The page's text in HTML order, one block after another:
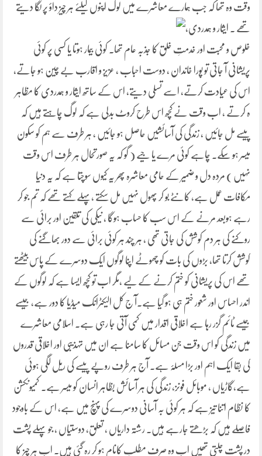
وقت وہ تھا کہ جب ہمارے معاشرے میں لوگ اپنوں کیلئے ہر چیز داؤ پر لگا دیتے
تھے ۔ ایثار و ہمدردی،
خلوص و محبت اور خدمتِ خلق کا جذبہ عام تھا۔ کوئی بیمار ہوتا یا کسی پر کوئی
پریشانی آ جاتی تو پورا خاندان ، دوست احباب ، عزیز و اقارب بے چین ہو جاتے،
اس کی عیادت کرتے، اسے تسلی دیتے، اس کے ساتھ ایثار و ہمدردی کا مظاہر
ہ کرتے ، اب وقت نے کچھ اس طرح کروٹ بدلی ہے کہ لوگ چاہتے ہیں کہ
پیسے مل جائیں ، زندگی کی آسائشیں حاصل ہو جائیں ، ہر طرف سے ہم کو سکون
میسر ہو سکے۔ چاہے کوئی مرے یا جیے ( گو کہ یہ صورتحال ہر طرف اس وقت
نہیں ) مردہ دل و ضمیر کے حامی معاشرہ پھر یہ کیوں سوچتا ہے کہ یہ دنیا
مکافات عمل ہے، کانٹے بو کر پھول نہیں مل سکتے ،پہلے کہتے تھے کہ تم جو کر
رہے ہوبعد مرنے کے اس سب کا حساب ہوگا ، نیکی کی تلقین اور برائی سے
روکنے کی ہر دم کوشش کی جاتی تھی ، ہر چند ہر کوئی برائی سے دور بھاگنے کی
کوشش کرتا تھا، بڑوں کی بات کو چھوٹے اپنا لوگوں ایک دوسرے کے پاس بیٹھتے
تھے اس کی پریشانی کو ختم کرنے کے لیے ،مگر اب تو کچھ ایسا ہے کہ لوگوں کے
اندر احساس اور شعور ختم ہی ہو گیا ہے۔آ ج کل الیکٹرانک میڈیا کا دور ہے، جیسے
جیسے ٹائم گزر رہا ہے اخلاقی اقدار میں کمی آتی جا رہی ہے۔ اسلامی معاشرے
میں زندگی کو اس وقت جن مسائل کا سامنا ہے ان میں تہذیبی اور اخلاقی قدروں
کی بقا ایک اہم اور بڑا مسلۂ ہے۔ آج ہر طرف روپے پیسے کی ریل لگی ہوئی
ہے،گاڑیاں ، موبائل فونز، زندگی کی ہر آسائش بظاہر انسان کو میسر ہے۔ کمیونکشن
کا نظام اتنا تیز ہے کہ ہر کوئی بہ آسانی دوسرے کی پہنچ میں ہے، اس کے باوجود
فاصلے ہیں کہ بڑھتے جارہے ہیں۔ رشتہ داریاں ، تعلق، دوستیاں ، جو پہلے پشت
در پشت چلتی تھیں اب وہ صرف مطلب کانام ہو کر رہ گئی ہیں۔ اب ہر چیز کا